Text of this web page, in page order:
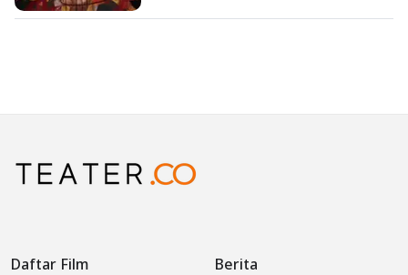
Daftar Film Berita